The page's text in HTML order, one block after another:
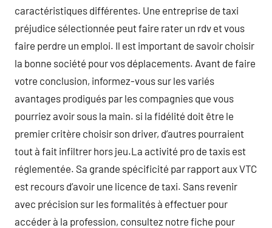
caractéristiques différentes. Une entreprise de taxi
préjudice sélectionnée peut faire rater un rdv et vous
faire perdre un emploi. Il est important de savoir choisir
la bonne société pour vos déplacements. Avant de faire
votre conclusion, informez-vous sur les variés
avantages prodigués par les compagnies que vous
pourriez avoir sous la main. si la fidélité doit être le
premier critère choisir son driver, d’autres pourraient
tout à fait infiltrer hors jeu.La activité pro de taxis est
réglementée. Sa grande spécificité par rapport aux VTC
est recours d’avoir une licence de taxi. Sans revenir
avec précision sur les formalités à effectuer pour
accéder à la profession, consultez notre fiche pour